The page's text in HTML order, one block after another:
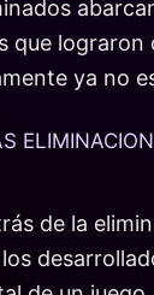
que
ya no
de la